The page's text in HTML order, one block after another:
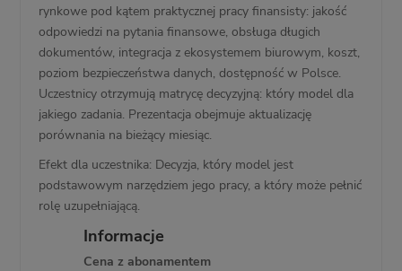
rynkowe pod kątem praktycznej pracy finansisty: jakość
odpowiedzi na pytania finansowe, obsługa długich
dokumentów, integracja z ekosystemem biurowym, koszt,
poziom bezpieczeństwa danych, dostępność w Polsce.
Uczestnicy otrzymują matrycę decyzyjną: który model dla
jakiego zadania. Prezentacja obejmuje aktualizację
porównania na bieżący miesiąc.
Efekt dla uczestnika: Decyzja, który model jest
podstawowym narzędziem jego pracy, a który może pełnić
rolę uzupełniającą.
Informacje
Cena z abonamentem